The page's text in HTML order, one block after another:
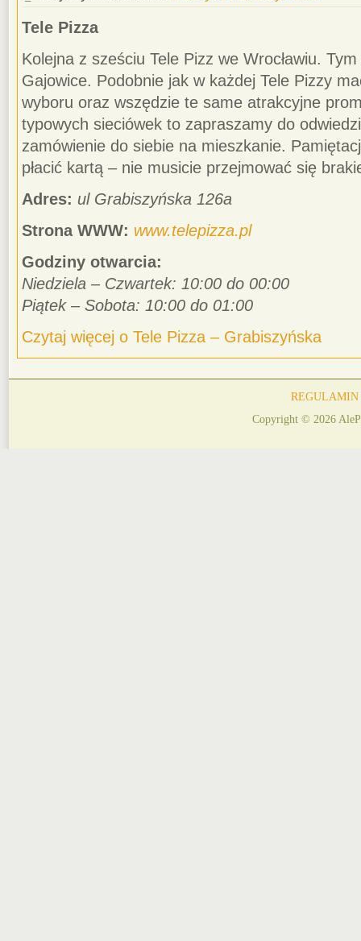
Tele Pizza
Kolejna z sześciu Tele Pizz we Wrocławiu.
Gajowice. Podobnie jak w każdej Tele Pizzy
wyboru oraz wszędzie te same atrakcyjne
typowych sieciówek to zapraszamy do
zamówienie do siebie na mieszkanie.
płacić kartą – nie musicie przejmować się
Adres: ul Grabiszyńska 126a
Strona WWW: www.telepizza.pl
Godziny otwarcia:
Niedziela – Czwartek: 10:00 do 00:00
Piątek – Sobota: 10:00 do 01:00
Czytaj więcej o Tele Pizza – Grabiszyńska
REGULAMIN
Copyright © 2026